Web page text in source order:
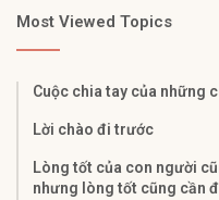
Most Viewed Topics
Cuộc chia tay của những
Lời chào đi trước
Lòng tốt của con người
nhưng lòng tốt cũng cần